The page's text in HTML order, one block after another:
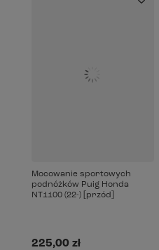
Mocowanie sportowych
podnóżków Puig Honda
NT1100 (22-) [przód]
225,00 zł